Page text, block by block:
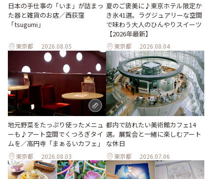
日本の手仕事の「いま」が詰まっ
た器と雑貨のお店／西荻窪
「tsugumi」
東京都 2026.08.05
夏のご褒美に♪東京ホテル限定か
き氷41選。ラグジュアリーな空間
で味わう大人のひんやりスイーツ
【2026年最新】
東京都 2026.08.04
地元野菜をたっぷり使ったメニュ
ーも♪アート空間でくつろぎタイ
ムを／高円寺「まぁるいカフェ」
東京都 2026.08.03
都内で訪れたい美術館カフェ14
選。展覧会と一緒に楽しむアート
な休日
東京都 2026.07.06